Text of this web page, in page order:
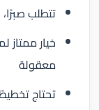
تتطلب
خيار ممتاز
معقولة
تحتاج